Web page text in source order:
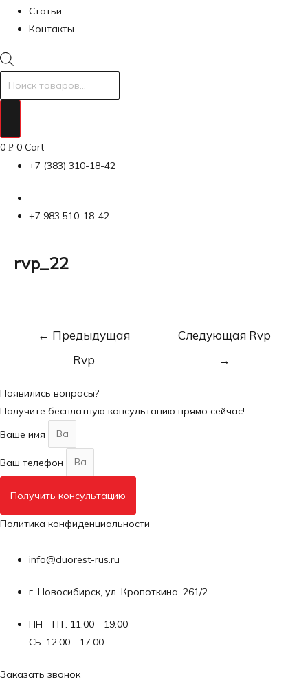
Статьи
Контакты
Поиск
товаров
0 Р 0 Cart
+7 (383) 310-18-42
+7 983 510-18-42
rvp_22
Навигация
← Предыдущая
Rvp
Следующая Rvp
→
Появились вопросы?
Получите бесплатную консультацию прямо сейчас!
Ваше имя
Ваш телефон
Получить консультацию
Политика конфиденциальности
info@duorest-rus.ru
г. Новосибирск, ул. Кропоткина, 261/2
ПН - ПТ: 11:00 - 19:00
СБ: 12:00 - 17:00
Заказать звонок